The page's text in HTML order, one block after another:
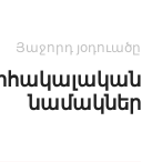
Յաջորդ յօդուածը
նամակներ